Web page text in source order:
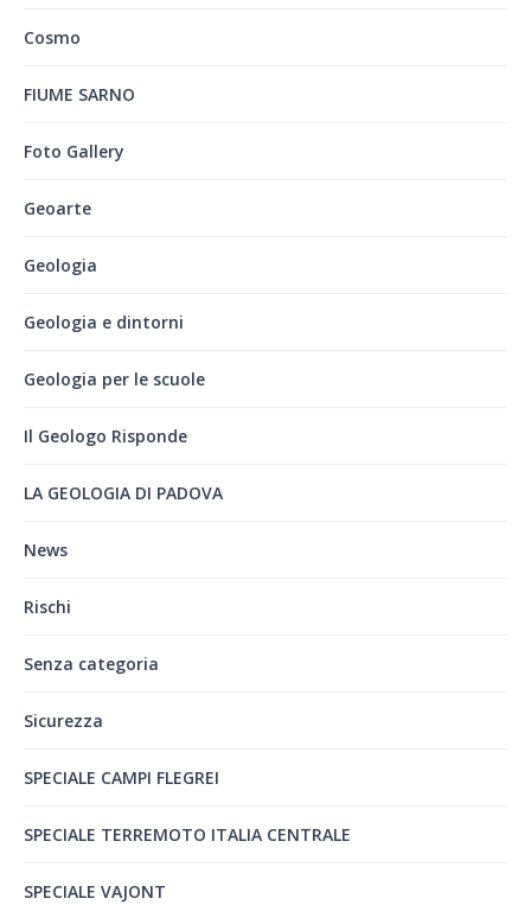
Cosmo
FIUME SARNO
Foto Gallery
Geoarte
Geologia
Geologia e dintorni
Geologia per le scuole
Il Geologo Risponde
LA GEOLOGIA DI PADOVA
News
Rischi
Senza categoria
Sicurezza
SPECIALE CAMPI FLEGREI
SPECIALE TERREMOTO ITALIA CENTRALE
SPECIALE VAJONT